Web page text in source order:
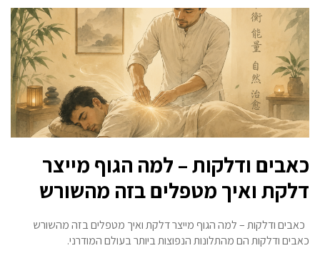
כאבים ודלקות – למה הגוף מייצר
דלקת ואיך מטפלים בזה מהשורש
כאבים ודלקות – למה הגוף מייצר דלקת ואיך מטפלים בזה מהשורש
כאבים ודלקות הם מהתלונות הנפוצות ביותר בעולם המודרני.